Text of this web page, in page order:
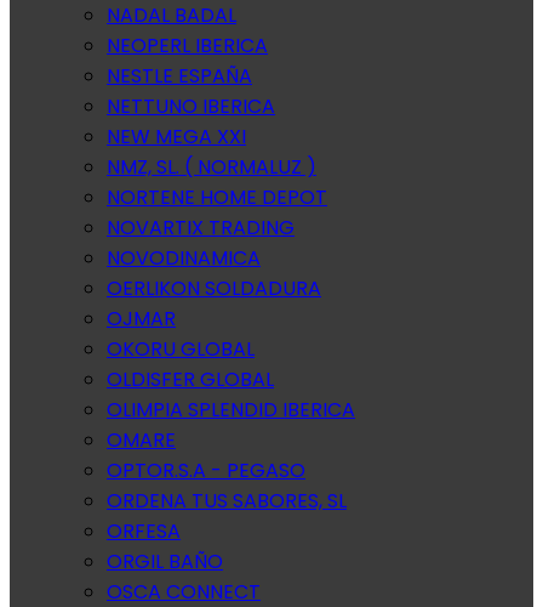
NADAL BADAL
NEOPERL IBERICA
NESTLE ESPAÑA
NETTUNO IBERICA
NEW MEGA XXI
NMZ, SL. ( NORMALUZ )
NORTENE HOME DEPOT
NOVARTIX TRADING
NOVODINAMICA
OERLIKON SOLDADURA
OJMAR
OKORU GLOBAL
OLDISFER GLOBAL
OLIMPIA SPLENDID IBERICA
OMARE
OPTOR.S.A - PEGASO
ORDENA TUS SABORES, SL
ORFESA
ORGIL BAÑO
OSCA CONNECT